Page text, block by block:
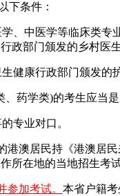
下条件：
、中医学等临床类
政部门颁发的乡村医
健康行政部门颁发的
药学类)的考生应当
专业对口。
港澳居民持《港澳居
所在地的当地招生考
参加考试。 本省户籍